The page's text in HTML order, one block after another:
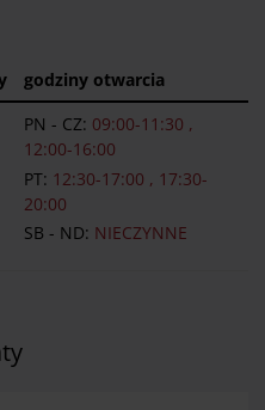
godziny otwarcia
PN - CZ: 09:00-11:30 ,
12:00-16:00
PT: 12:30-17:00 , 17:30-
20:00
SB - ND: NIECZYNNE